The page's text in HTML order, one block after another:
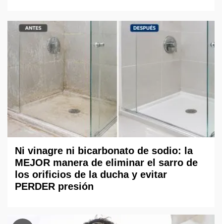
Ni vinagre ni bicarbonato de sodio: la
MEJOR manera de eliminar el sarro de
los orificios de la ducha y evitar
PERDER presión